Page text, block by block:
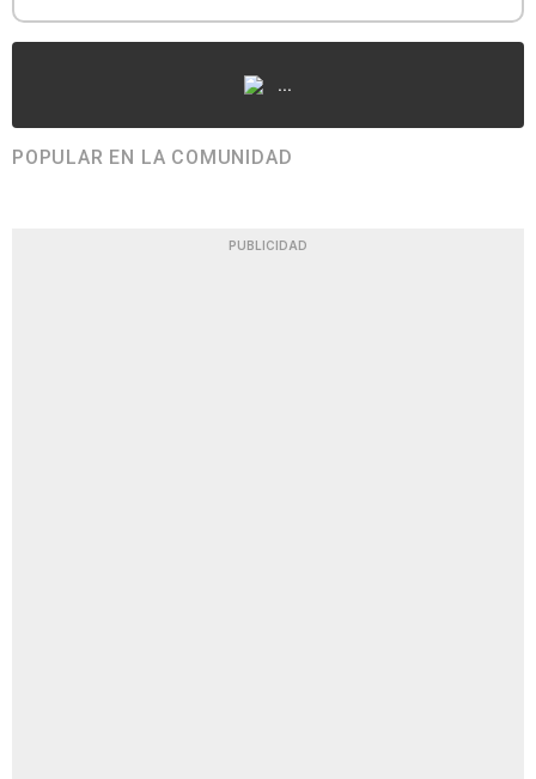
...
POPULAR EN LA COMUNIDAD
PUBLICIDAD